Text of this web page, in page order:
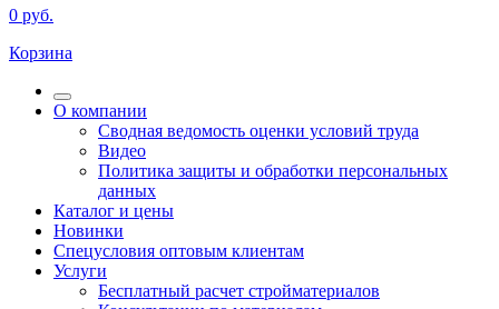
0 руб.
Корзина
О компании
Сводная ведомость оценки условий труда
Видео
Политика защиты и обработки персональных
данных
Каталог и цены
Новинки
Спецусловия оптовым клиентам
Услуги
Бесплатный расчет стройматериалов